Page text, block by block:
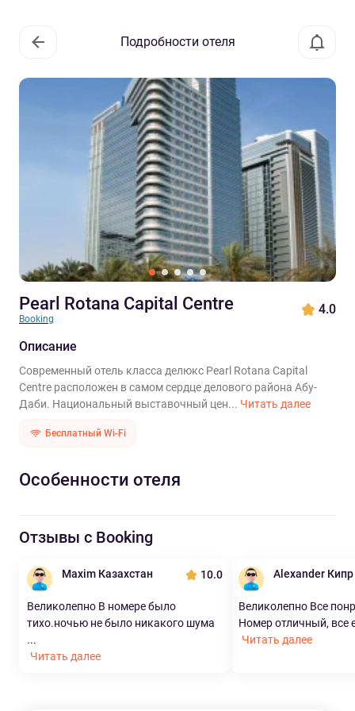
Подробности отеля
Pearl Rotana Capital Centre
Booking
4.0
Описание
Современный отель класса делюкс Pearl Rotana Capital
Centre расположен в самом сердце делового района Абу-
Даби. Национальный выставочный цен... Читать далее
Бесплатный Wi-Fi
Особенности отеля
Отзывы с Booking
Maxim Казахстан 10.0
Великолепно В номере было
тихо.ночью не было никакого шума
...
Читать далее
Alexander Кипр
Великолепно Все
Номер отличный, все
Читать далее